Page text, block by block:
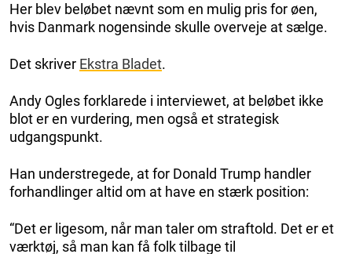
Her blev beløbet nævnt som en mulig pris for øen,
hvis Danmark nogensinde skulle overveje at sælge.
Det skriver Ekstra Bladet.
Andy Ogles forklarede i interviewet, at beløbet ikke
blot er en vurdering, men også et strategisk
udgangspunkt.
Han understregede, at for Donald Trump handler
forhandlinger altid om at have en stærk position:
“Det er ligesom, når man taler om straftold. Det er et
værktøj, så man kan få folk tilbage til